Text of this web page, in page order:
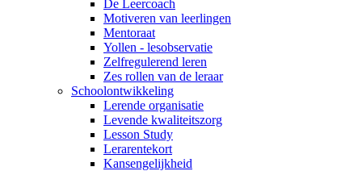
De Leercoach
Motiveren van leerlingen
Mentoraat
Yollen - lesobservatie
Zelfregulerend leren
Zes rollen van de leraar
Schoolontwikkeling
Lerende organisatie
Levende kwaliteitszorg
Lesson Study
Lerarentekort
Kansengelijkheid